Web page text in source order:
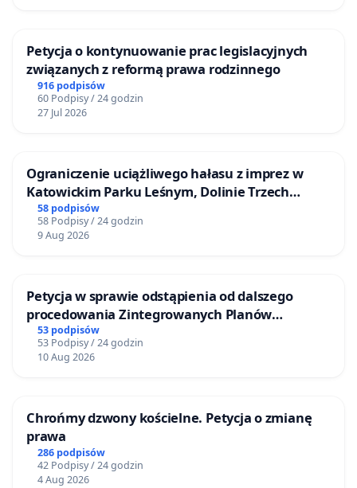
Petycja o kontynuowanie prac legislacyjnych
związanych z reformą prawa rodzinnego
916 podpisów
60 Podpisy / 24 godzin
27 Jul 2026
Ograniczenie uciążliwego hałasu z imprez w
Katowickim Parku Leśnym, Dolinie Trzech
Stawów i na Lotnisku Muchowiec
58 podpisów
58 Podpisy / 24 godzin
9 Aug 2026
Petycja w sprawie odstąpienia od dalszego
procedowania Zintegrowanych Planów
Inwestycyjnych „Myślenice – Barnasiówka” oraz
„Myślenice – Bukówka”
53 podpisów
53 Podpisy / 24 godzin
10 Aug 2026
Chrońmy dzwony kościelne. Petycja o zmianę
prawa
286 podpisów
42 Podpisy / 24 godzin
4 Aug 2026